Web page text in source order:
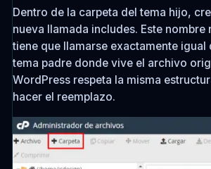
Dentro de la carpeta del tema hijo,
nueva llamada includes. Este nombre
tiene que llamarse exactamente igual
tema padre donde vive el archivo
WordPress respeta la misma
hacer el reemplazo.